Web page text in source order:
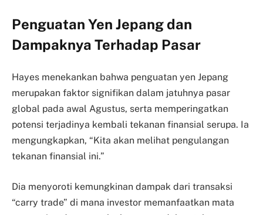
Penguatan Yen Jepang dan
Dampaknya Terhadap Pasar
Hayes menekankan bahwa penguatan yen Jepang
merupakan faktor signifikan dalam jatuhnya pasar
global pada awal Agustus, serta memperingatkan
potensi terjadinya kembali tekanan finansial serupa. Ia
mengungkapkan, “Kita akan melihat pengulangan
tekanan finansial ini.”
Dia menyoroti kemungkinan dampak dari transaksi
“carry trade” di mana investor memanfaatkan mata